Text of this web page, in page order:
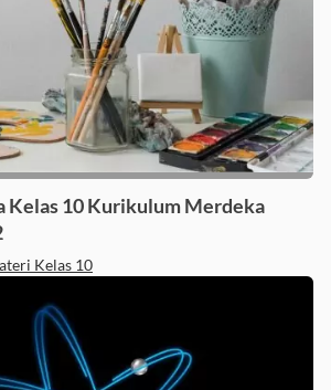
Kelas 10 Kurikulum Merdeka
Kelas 10